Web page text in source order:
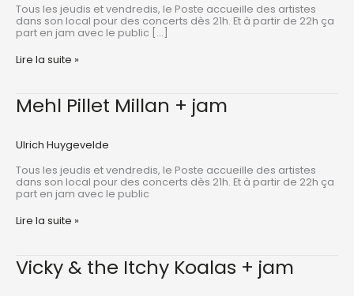
Tous les jeudis et vendredis, le Poste accueille des artistes
dans son local pour des concerts dès 21h. Et à partir de 22h ça
part en jam avec le public […]
Les
Lire la suite »
Mehl Pillet Millan + jam
Ulrich Huygevelde
Tous les jeudis et vendredis, le Poste accueille des artistes
dans son local pour des concerts dès 21h. Et à partir de 22h ça
part en jam avec le public
Mehl
jam
Lire la suite »
Vicky & the Itchy Koalas + jam